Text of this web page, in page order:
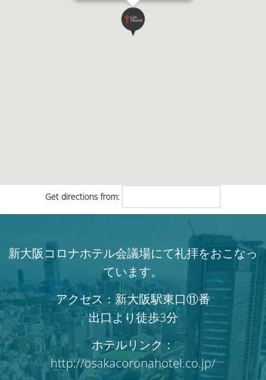
Get directions from:
新大阪コロナホテル会議場にて礼拝をおこなっ
ています。
アクセス：新大阪駅東口⑪番
出口より徒歩3分
ホテルリンク：
http://osakacoronahotel.co.jp/